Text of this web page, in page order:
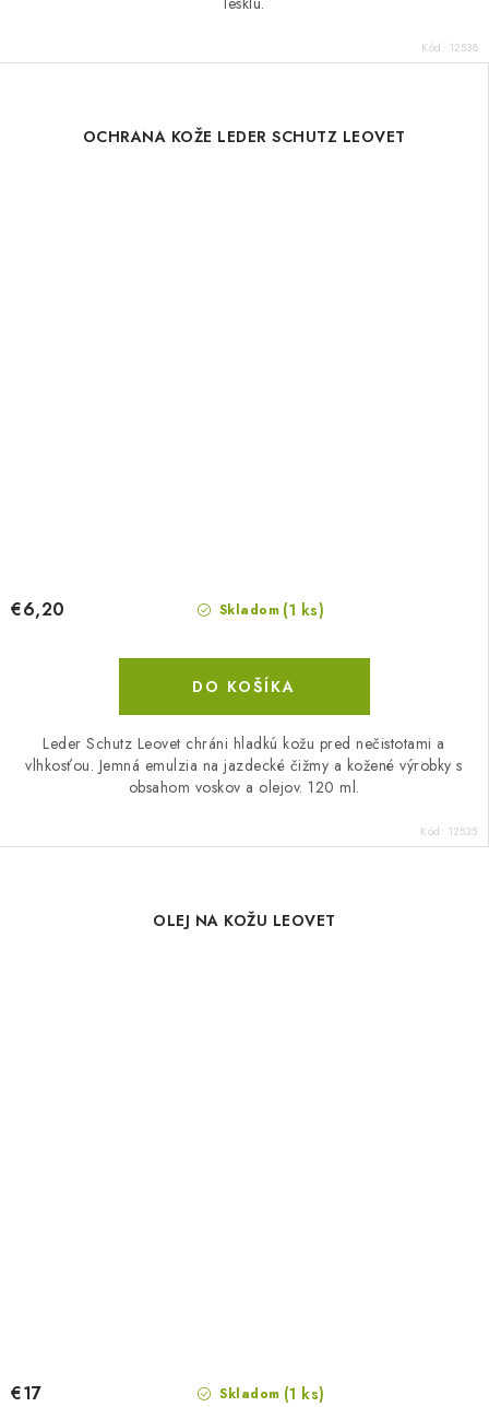
Kód: 12538
OCHRANA KOŽE LEDER SCHUTZ LEOVET
Skladom (1 ks)
€6,20
DO KOŠÍKA
Leder Schutz Leovet chráni hladkú kožu pred nečistotami a
vlhkosťou. Jemná emulzia na jazdecké čižmy a kožené výrobky s
obsahom voskov a olejov. 120 ml.
Kód: 12535
OLEJ NA KOŽU LEOVET
Skladom (1 ks)
€17